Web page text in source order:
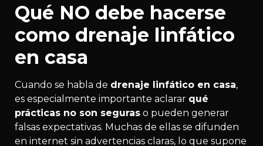
Qué NO debe hacerse
como drenaje linfático
en casa
Cuando se habla de drenaje linfático en casa,
es especialmente importante aclarar qué
prácticas no son seguras o pueden generar
falsas expectativas. Muchas de ellas se difunden
en internet sin advertencias claras, lo que supone